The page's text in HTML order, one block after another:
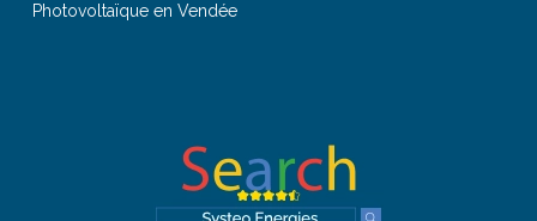
Photovoltaïque en Vendée